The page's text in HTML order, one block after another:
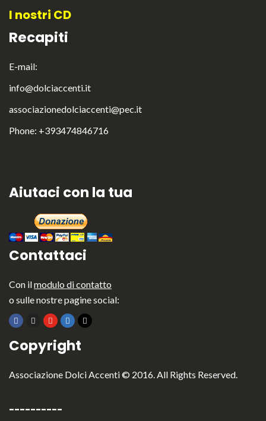
I nostri CD
Recapiti
E-mail:
info@dolciaccenti.it
associazionedolciaccenti@pec.it
Phone: +393474846716
Aiutaci con la tua
Contattaci
Con ilmodulo di contatto
o sulle nostre pagine social:
Copyright
Associazione Dolci Accenti © 2016. All Rights Reserved.
----------
English